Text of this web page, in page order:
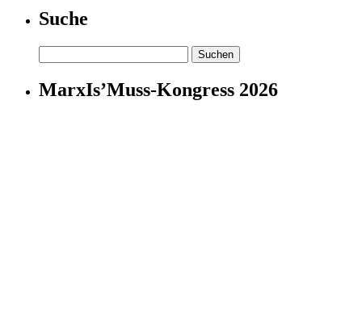
Suche
nach:
MarxIs’Muss-Kongress 2026